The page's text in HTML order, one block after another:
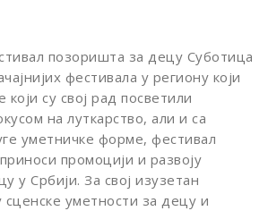
позоришта за децу Суботица
фестивала у региону који
су свој рад посветили
на луткарство, али и са
уметничке форме, фестивал
промоцији и развоју
у Србији. За свој изузетан
сценске уметности за децу и